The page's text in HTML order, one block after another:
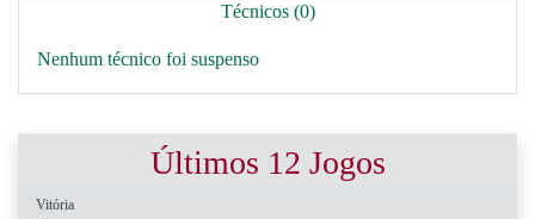
Técnicos (0)
Nenhum técnico foi suspenso
Últimos 12 Jogos
Vitória